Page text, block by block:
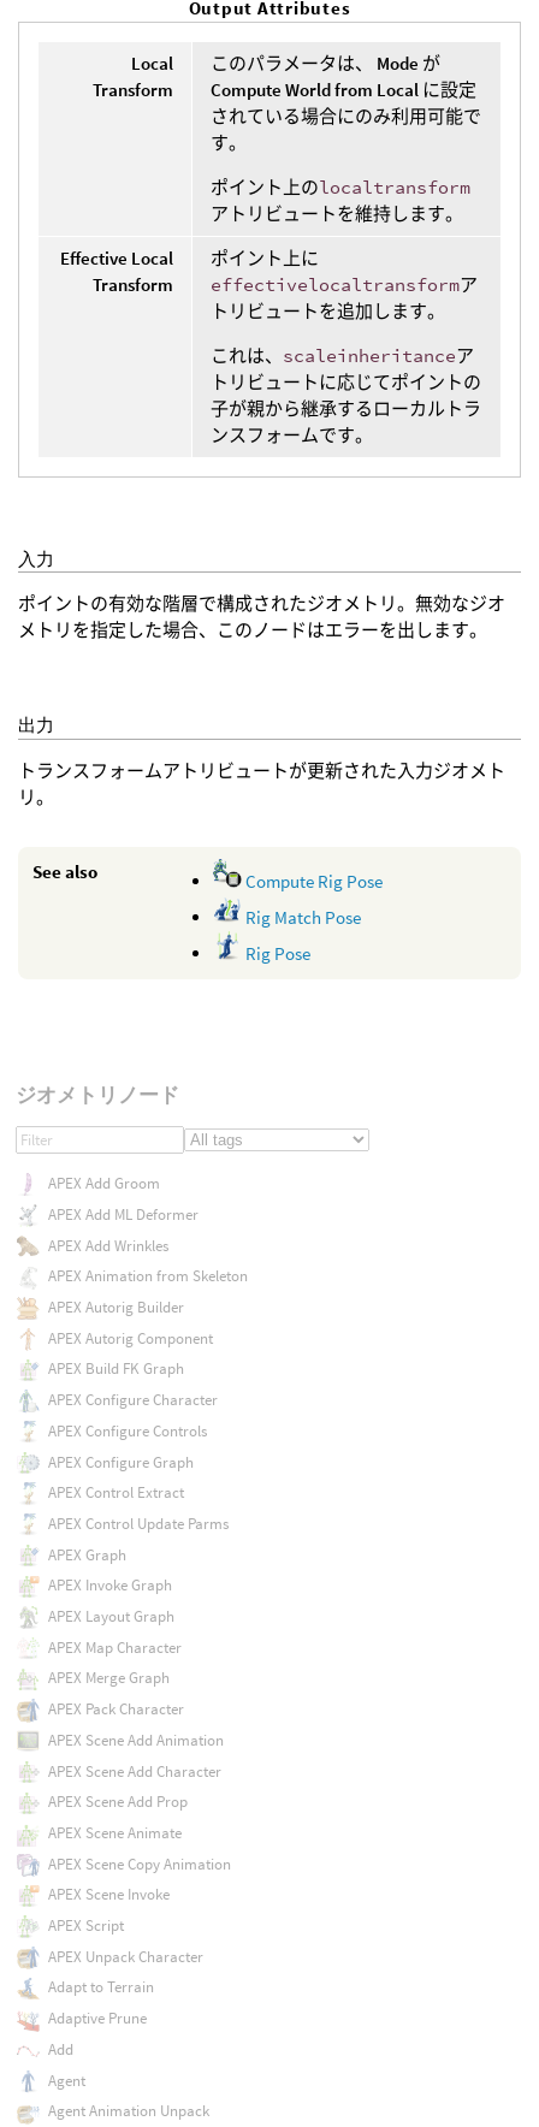
Output Attributes
Local
Transform
このパラメータは、 Mode が
Compute World from Local に設定
されている場合にのみ利用可能で
す。
ポイント上のlocaltransform
アトリビュートを維持します。
Effective Local
Transform
ポイント上に
effectivelocaltransformア
トリビュートを追加します。
これは、 scaleinheritanceア
トリビュートに応じてポイントの
子が親から継承するローカルトラ
ンスフォームです。
入力
ポイントの有効な階層で構成されたジオメトリ。無効なジオ
メトリを指定した場合、このノードはエラーを出します。
出力
トランスフォームアトリビュートが更新された入力ジオメト
リ。
See also
Compute Rig Pose
Rig Match Pose
Rig Pose
ジオメトリノード
APEX Add Groom
APEX Add ML Deformer
APEX Add Wrinkles
APEX Animation from Skeleton
APEX Autorig Builder
APEX Autorig Component
APEX Build FK Graph
APEX Configure Character
APEX Configure Controls
APEX Configure Graph
APEX Control Extract
APEX Control Update Parms
APEX Graph
APEX Invoke Graph
APEX Layout Graph
APEX Map Character
APEX Merge Graph
APEX Pack Character
APEX Scene Add Animation
APEX Scene Add Character
APEX Scene Add Prop
APEX Scene Animate
APEX Scene Copy Animation
APEX Scene Invoke
APEX Script
APEX Unpack Character
Adapt to Terrain
Adaptive Prune
Add
Agent
Agent Animation Unpack